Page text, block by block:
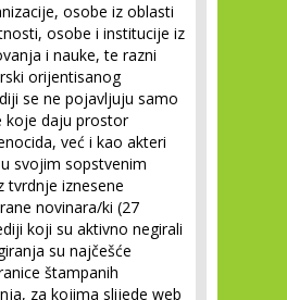
osobe iz oblasti
osobe i institucije iz
i nauke, te razni
orijentisanog
se ne pojavljuju samo
koje daju prostor
već i kao akteri
svojim sopstvenim
tvrdnje iznesene
novinara/ki (27
koji su aktivno negirali
su najčešće
štampanih
za kojima slijede web